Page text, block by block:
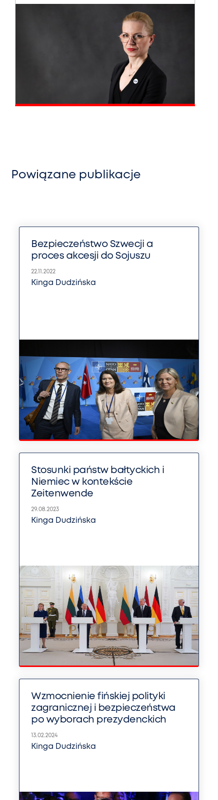
Powiązane publikacje
Bezpieczeństwo Szwecji a
proces akcesji do Sojuszu
22.11.2022
Kinga Dudzińska
Stosunki państw bałtyckich i
Niemiec w kontekście
Zeitenwende
29.08.2023
Kinga Dudzińska
Wzmocnienie fińskiej polityki
zagranicznej i bezpieczeństwa
po wyborach prezydenckich
13.02.2024
Kinga Dudzińska